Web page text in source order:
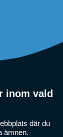
inom vald
där du
ämnen.